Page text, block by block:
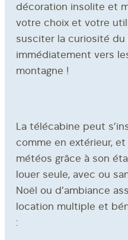
décoration insolite et
votre choix et votre
susciter la curiosité
immédiatement vers
montagne !
La télécabine peut
comme en extérieur,
météos grâce à son
louer seule, avec ou
Noël ou d’ambiance
location multiple et
: